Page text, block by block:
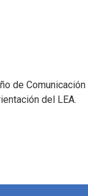
de Comunicación
del LEA.